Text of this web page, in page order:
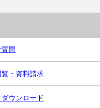
問
・資料請求
ウンロード